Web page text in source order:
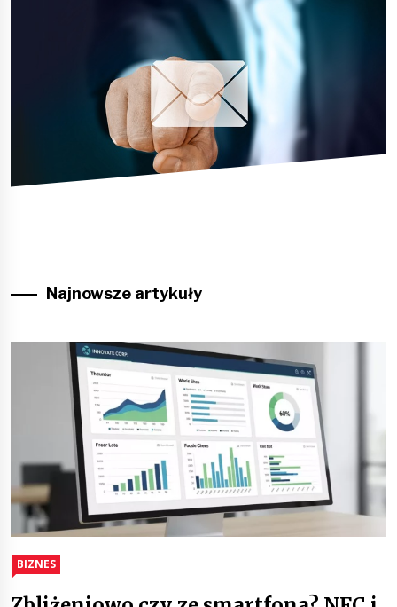
Najnowsze artykuły
BIZNES